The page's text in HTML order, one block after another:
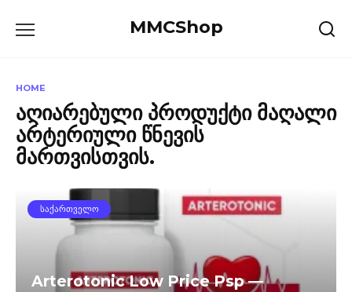
MMCShop
HOME
აღიარებული პროდუქტი მაღალი
არტერიული წნევის
მართვისთვის.
ᲡᲐᲥᲐᲠᲗᲕᲔᲚᲝ
Arterotonic Low Price Psp —